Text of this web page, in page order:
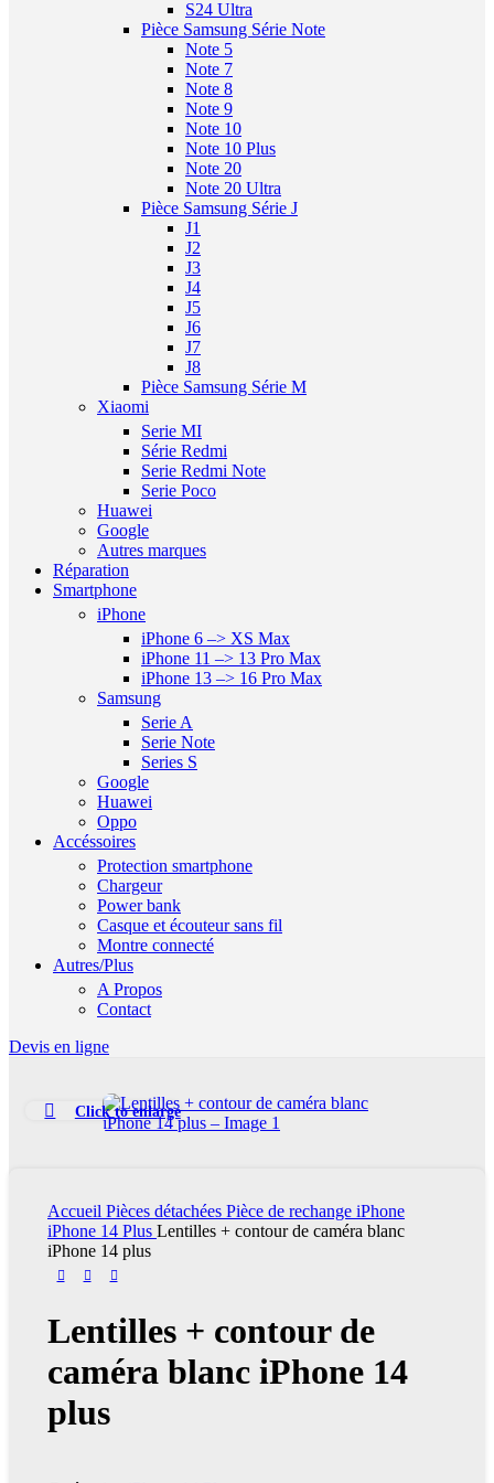
S24 Ultra
Pièce Samsung Série Note
Note 5
Note 7
Note 8
Note 9
Note 10
Note 10 Plus
Note 20
Note 20 Ultra
Pièce Samsung Série J
J1
J2
J3
J4
J5
J6
J7
J8
Pièce Samsung Série M
Xiaomi
Serie MI
Série Redmi
Serie Redmi Note
Serie Poco
Huawei
Google
Autres marques
Réparation
Smartphone
iPhone
iPhone 6 –> XS Max
iPhone 11 –> 13 Pro Max
iPhone 13 –> 16 Pro Max
Samsung
Serie A
Serie Note
Series S
Google
Huawei
Oppo
Accéssoires
Protection smartphone
Chargeur
Power bank
Casque et écouteur sans fil
Montre connecté
Autres/Plus
A Propos
Contact
Devis en ligne
Click to enlarge
Accueil Pièces détachées Pièce de rechange iPhone
iPhone 14 Plus Lentilles + contour de caméra blanc
iPhone 14 plus
Lentilles + contour de
caméra blanc iPhone 14
plus